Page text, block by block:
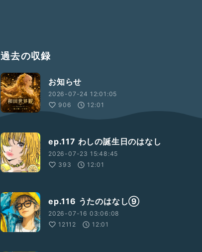
過去の収録
お知らせ
2026-07-24 12:01:05
906
12:01
ep.117 わしの誕生日のはなし
2026-07-23 15:48:45
393
12:01
ep.116 うたのはなし⑨
2026-07-16 03:06:08
12112
12:01